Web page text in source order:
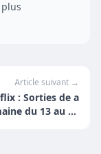
Article suivant →
: Sorties de a
du 13 au 19